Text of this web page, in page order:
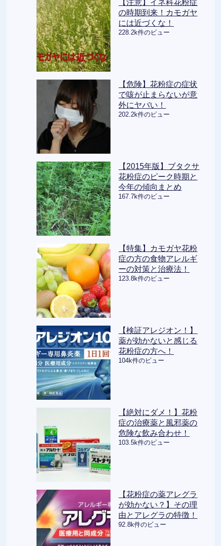
【注意】イネ科花粉症
の時期到来！カモガヤ
には近づくな！
228.2k件のビュー
【危険】花粉症の症状
で咳が止まらないが意
外にヤバい！
202.2k件のビュー
【2015年版】ブタクサ
花粉症のピーク時期と
今年の傾向まとめ
167.7k件のビュー
【特集】カモガヤ花粉
症の方の食物アレルギ
ーの対策と治療法！
123.8k件のビュー
【検証アレジオン！】
薬が効かないと感じる
花粉症の方へ！
104k件のビュー
【絶対にダメ！】花粉
症の治療薬と風邪薬の
危険な飲み合わせ！
103.5k件のビュー
【花粉症の薬アレグラ
が効かない？】その理
由とアレグラの特徴！
92.8k件のビュー